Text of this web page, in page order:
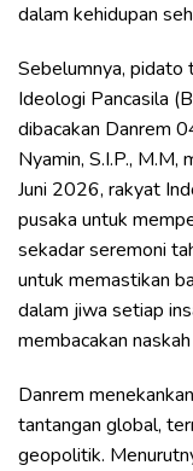
dalam kehidupan
Sebelumnya, pidato
Ideologi Pancasila
dibacakan Danrem
Nyamin, S.I.P., M.M,
Juni 2026, rakyat
pusaka untuk
sekadar seremoni
untuk memastikan
dalam jiwa setiap
membacakan
Danrem
tantangan global,
geopolitik.